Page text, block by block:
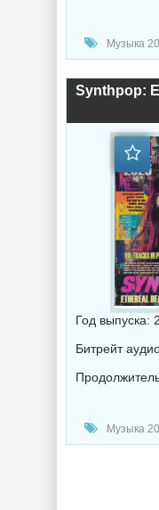
Музыка 2026 года / Популярная
Год выпуска:
Битрейт
Музыка 2026 года /